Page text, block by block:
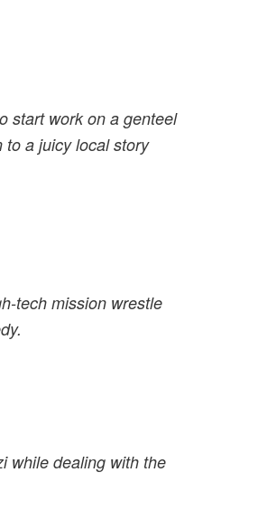
start work on a genteel
to a juicy local story
tech mission wrestle
while dealing with the